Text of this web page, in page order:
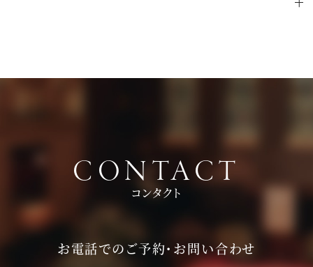
ご試食やお見積もり・日程のご提示を含めて３時間程お時間を
CONTACT
コンタクト
お電話でのご予約・お問い合わせ